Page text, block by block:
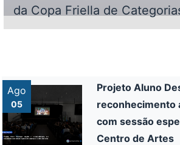
da Copa Friella de
Ago
05
Projeto Aluno
reconhecimento
com sessão
Centro de Artes